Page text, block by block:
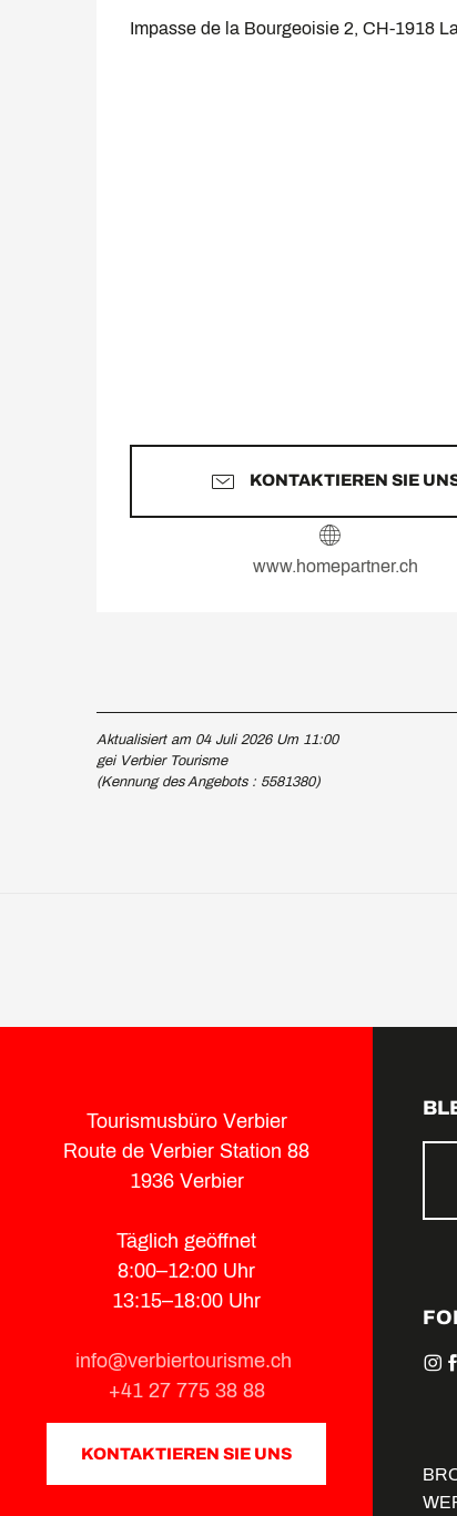
Impasse de la Bourgeoisie 2, CH-1918
KONTAKTIEREN SIE
www.homepartner.ch
Aktualisiert am 04 Juli 2026 Um 11:00
gei Verbier Tourisme
(Kennung des Angebots : 5581380)
Tourismusbüro Verbier
Route de Verbier Station 88
1936 Verbier
Täglich geöffnet
8:00–12:00 Uhr
13:15–18:00 Uhr
info@verbiertourisme.ch
+41 27 775 38 88
KONTAKTIEREN SIE UNS